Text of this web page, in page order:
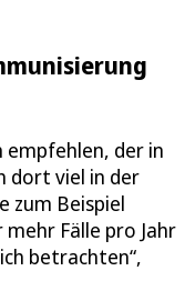
empfehlen, der in
dort viel in der
zum Beispiel
Fälle pro Jahr
betrachten“,